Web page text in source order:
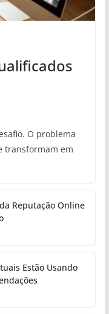
O problema
transformam em
Reputação Online
Estão Usando